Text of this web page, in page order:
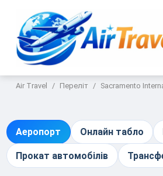
Air Travel Переліт Sacramento
Аеропорт Онлайн табло
Прокат автомобілів